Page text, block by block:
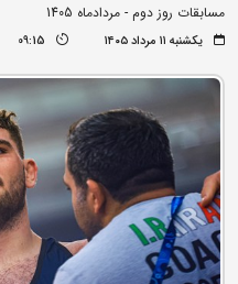
مسابقات روز دوم - مردادماه 1405
یکشنبه ۱۱ مرداد ۱۴۰۵ 09:15